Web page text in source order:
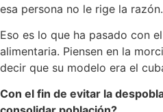
esa persona no le rige la razón.
Eso es lo que ha pasado con
alimentaria. Piensen en la
decir que su modelo era el
Con el fin de evitar la